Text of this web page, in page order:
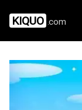
KIQUO .com